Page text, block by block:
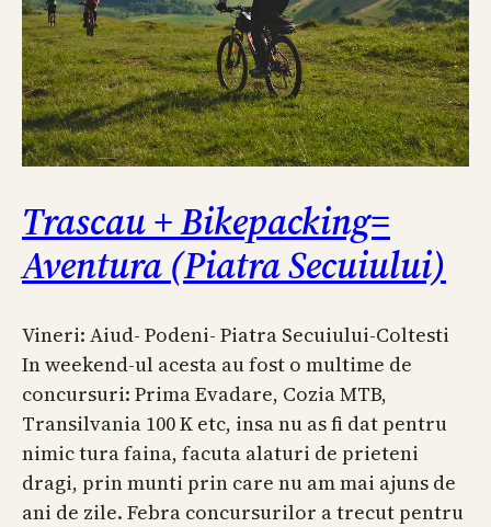
Trascau + Bikepacking=
Aventura (Piatra Secuiului)
Vineri: Aiud- Podeni- Piatra Secuiului-Coltesti
In weekend-ul acesta au fost o multime de
concursuri: Prima Evadare, Cozia MTB,
Transilvania 100 K etc, insa nu as fi dat pentru
nimic tura faina, facuta alaturi de prieteni
dragi, prin munti prin care nu am mai ajuns de
ani de zile. Febra concursurilor a trecut pentru